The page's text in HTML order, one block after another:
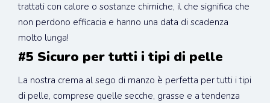
trattati con calore o sostanze chimiche, il che significa che
non perdono efficacia e hanno una data di scadenza
molto lunga!
#5 Sicuro per tutti i tipi di pelle
La nostra crema al sego di manzo è perfetta per tutti i tipi
di pelle, comprese quelle secche, grasse e a tendenza